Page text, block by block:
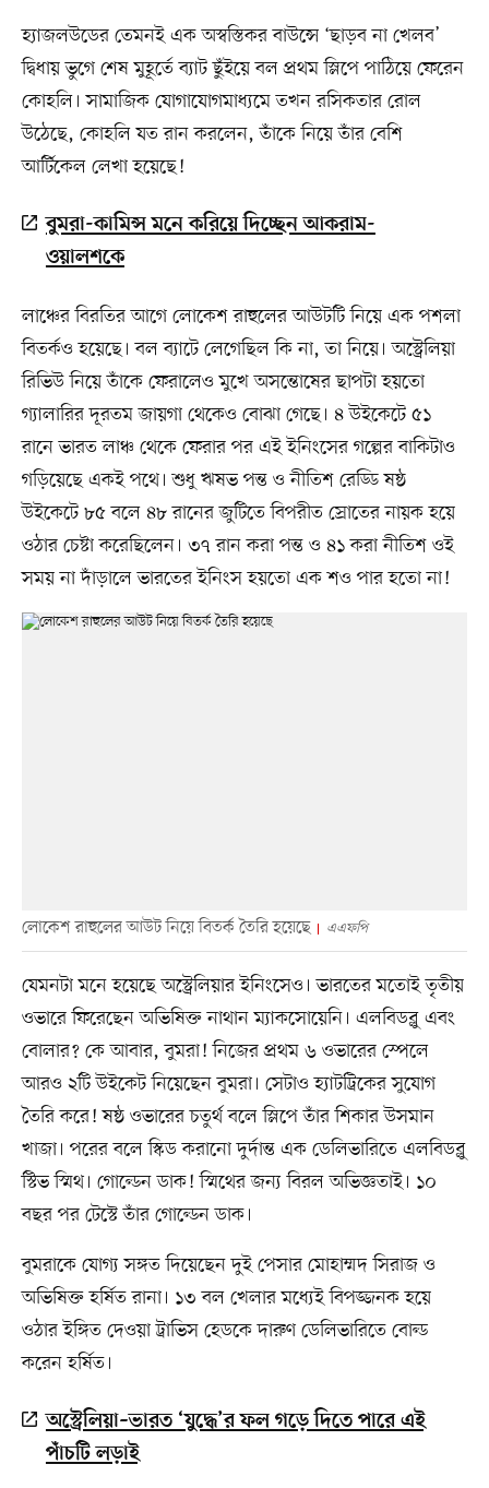
হ্যাজলউডের তেমনই এক অস্বস্তিকর বাউন্সে ‘ছাড়ব না খেলব’
দ্বিধায় ভুগে শেষ মুহূর্তে ব্যাট ছুঁইয়ে বল প্রথম স্লিপে পাঠিয়ে ফেরেন
কোহলি। সামাজিক যোগাযোগমাধ্যমে তখন রসিকতার রোল
উঠেছে, কোহলি যত রান করলেন, তাঁকে নিয়ে তাঁর বেশি
আর্টিকেল লেখা হয়েছে!
বুমরা-কামিন্স মনে করিয়ে দিচ্ছেন আকরাম-
ওয়ালশকে
লাঞ্চের বিরতির আগে লোকেশ রাহুলের আউটটি নিয়ে এক পশলা
বিতর্কও হয়েছে। বল ব্যাটে লেগেছিল কি না, তা নিয়ে। অস্ট্রেলিয়া
রিভিউ নিয়ে তাঁকে ফেরালেও মুখে অসন্তোষের ছাপটা হয়তো
গ্যালারির দূরতম জায়গা থেকেও বোঝা গেছে। ৪ উইকেটে ৫১
রানে ভারত লাঞ্চ থেকে ফেরার পর এই ইনিংসের গল্পের বাকিটাও
গড়িয়েছে একই পথে। শুধু ঋষভ পন্ত ও নীতিশ রেড্ডি ষষ্ঠ
উইকেটে ৮৫ বলে ৪৮ রানের জুটিতে বিপরীত স্রোতের নায়ক হয়ে
ওঠার চেষ্টা করেছিলেন। ৩৭ রান করা পন্ত ও ৪১ করা নীতিশ ওই
সময় না দাঁড়ালে ভারতের ইনিংস হয়তো এক শও পার হতো না!
লোকেশ রাহুলের আউট নিয়ে বিতর্ক তৈরি হয়েছে এএফপি
যেমনটা মনে হয়েছে অস্ট্রেলিয়ার ইনিংসেও। ভারতের মতোই তৃতীয়
ওভারে ফিরেছেন অভিষিক্ত নাথান ম্যাকসোয়েনি। এলবিডব্লু এবং
বোলার? কে আবার, বুমরা! নিজের প্রথম ৬ ওভারের স্পেলে
আরও ২টি উইকেট নিয়েছেন বুমরা। সেটাও হ্যাটট্রিকের সুযোগ
তৈরি করে! ষষ্ঠ ওভারের চতুর্থ বলে স্লিপে তাঁর শিকার উসমান
খাজা। পরের বলে স্কিড করানো দুর্দান্ত এক ডেলিভারিতে এলবিডব্লু
স্টিভ স্মিথ। গোল্ডেন ডাক! স্মিথের জন্য বিরল অভিজ্ঞতাই। ১০
বছর পর টেস্টে তাঁর গোল্ডেন ডাক।
বুমরাকে যোগ্য সঙ্গত দিয়েছেন দুই পেসার মোহাম্মদ সিরাজ ও
অভিষিক্ত হর্ষিত রানা। ১৩ বল খেলার মধ্যেই বিপজ্জনক হয়ে
ওঠার ইঙ্গিত দেওয়া ট্রাভিস হেডকে দারুণ ডেলিভারিতে বোল্ড
করেন হর্ষিত।
অস্ট্রেলিয়া–ভারত ‘যুদ্ধে’র ফল গড়ে দিতে পারে এই
পাঁচটি লড়াই